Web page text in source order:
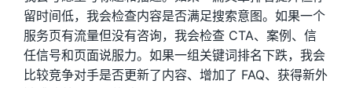
留时间低，我会检查内容是否满足搜索意图。如果一个
服务页有流量但没有咨询，我会检查 CTA、案例、信
任信号和页面说服力。如果一组关键词排名下跌，我会
比较竞争对手是否更新了内容、增加了 FAQ、获得新外